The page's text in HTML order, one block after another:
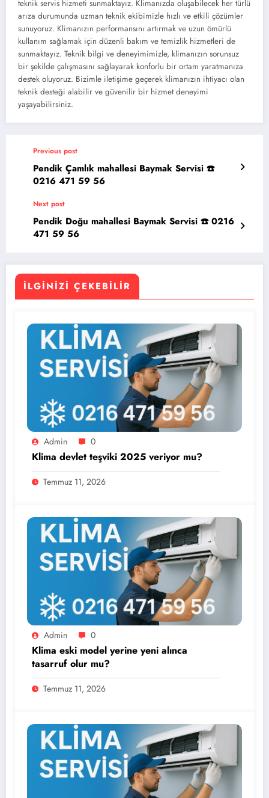
teknik servis hizmeti sunmaktayız. Klimanızda oluşabilecek her türlü
arıza durumunda uzman teknik ekibimizle hızlı ve etkili çözümler
sunuyoruz. Klimanızın performansını artırmak ve uzun ömürlü
kullanım sağlamak için düzenli bakım ve temizlik hizmetleri de
sunmaktayız. Teknik bilgi ve deneyimimizle, klimanızın sorunsuz
bir şekilde çalışmasını sağlayarak konforlu bir ortam yaratmanıza
destek oluyoruz. Bizimle iletişime geçerek klimanızın ihtiyacı olan
teknik desteği alabilir ve güvenilir bir hizmet deneyimi
yaşayabilirsiniz.
Previous post
Pendik Çamlık mahallesi Baymak Servisi ☎️
0216 471 59 56
Next post
Pendik Doğu mahallesi Baymak Servisi ☎️ 0216
471 59 56
İLGINIZI ÇEKEBILIR
Admin 0
Klima devlet teşviki 2025 veriyor mu?
Temmuz 11, 2026
Admin 0
Klima eski model yerine yeni alınca
tasarruf olur mu?
Temmuz 11, 2026